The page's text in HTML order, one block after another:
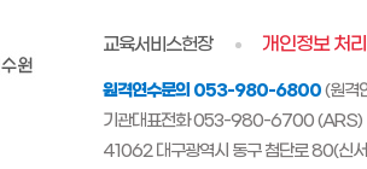
교육서비스헌장 개인정보 처
원격연수문의 053-980-6800(원격
기관대표전화 053-980-6700 (ARS)
41062 대구광역시 동구 첨단로 80(신